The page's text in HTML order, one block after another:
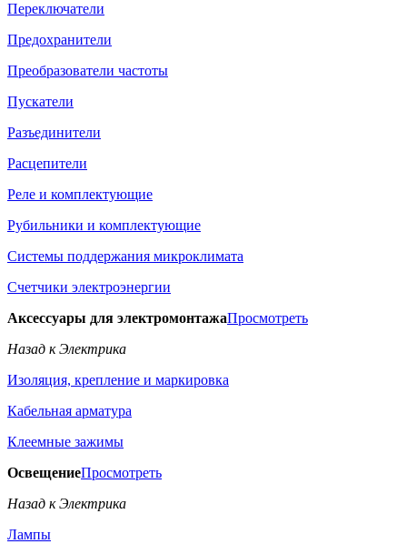
Переключатели
Предохранители
Преобразователи частоты
Пускатели
Разъединители
Расцепители
Реле и комплектующие
Рубильники и комплектующие
Системы поддержания микроклимата
Счетчики электроэнергии
Аксессуары для электромонтажаПросмотреть
Назад к Электрика
Изоляция, крепление и маркировка
Кабельная арматура
Клеемные зажимы
ОсвещениеПросмотреть
Назад к Электрика
Лампы